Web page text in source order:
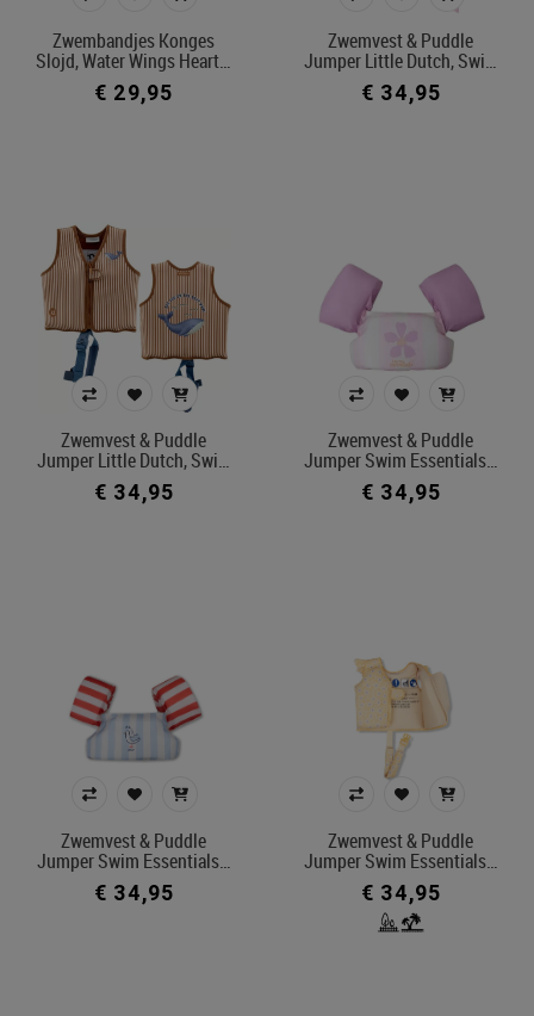
Zwembandjes Konges
Slojd, Water Wings Heart…
€ 29,95
Zwemvest & Puddle
Jumper Little Dutch, Swi…
€ 34,95
Zwemvest & Puddle
Jumper Little Dutch, Swi…
€ 34,95
Zwemvest & Puddle
Jumper Swim Essentials…
€ 34,95
Zwemvest & Puddle
Jumper Swim Essentials…
€ 34,95
Zwemvest & Puddle
Jumper Swim Essentials…
€ 34,95